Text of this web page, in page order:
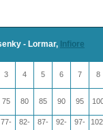
- Lormar, Infiore
3 4 5 6 7 8
75 80 85 90 95
77-
82-
87-
92-
97-